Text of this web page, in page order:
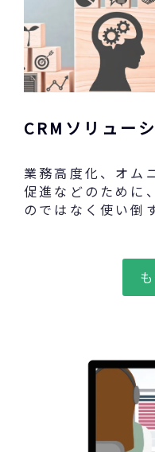
CRMソリュー
業務高度化、オム
促進などのために
のではなく使い倒